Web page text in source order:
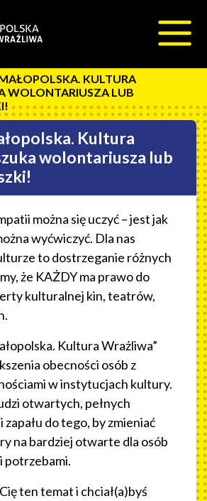
KULTURA
WOLONTARIUSZA LUB
Kultura
wolontariusza lub
można się uczyć – jest jak
wyćwiczyć. Dla nas
to dostrzeganie różnych
że KAŻDY ma prawo do
kulturalnej kin, teatrów,
Kultura Wrażliwa”
obecności osób z
w instytucjach kultury.
otwartych, pełnych
zapału do tego, by zmieniać
na bardziej otwarte dla osób
potrzebami.
ten temat i chciał(a)byś